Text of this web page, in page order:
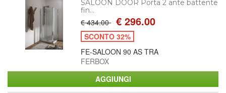
SALOON DOOR Porta 2 ante battente
fin...
€ 434.00 € 296.00
SCONTO 32%
FE-SALOON 90 AS TRA
FERBOX